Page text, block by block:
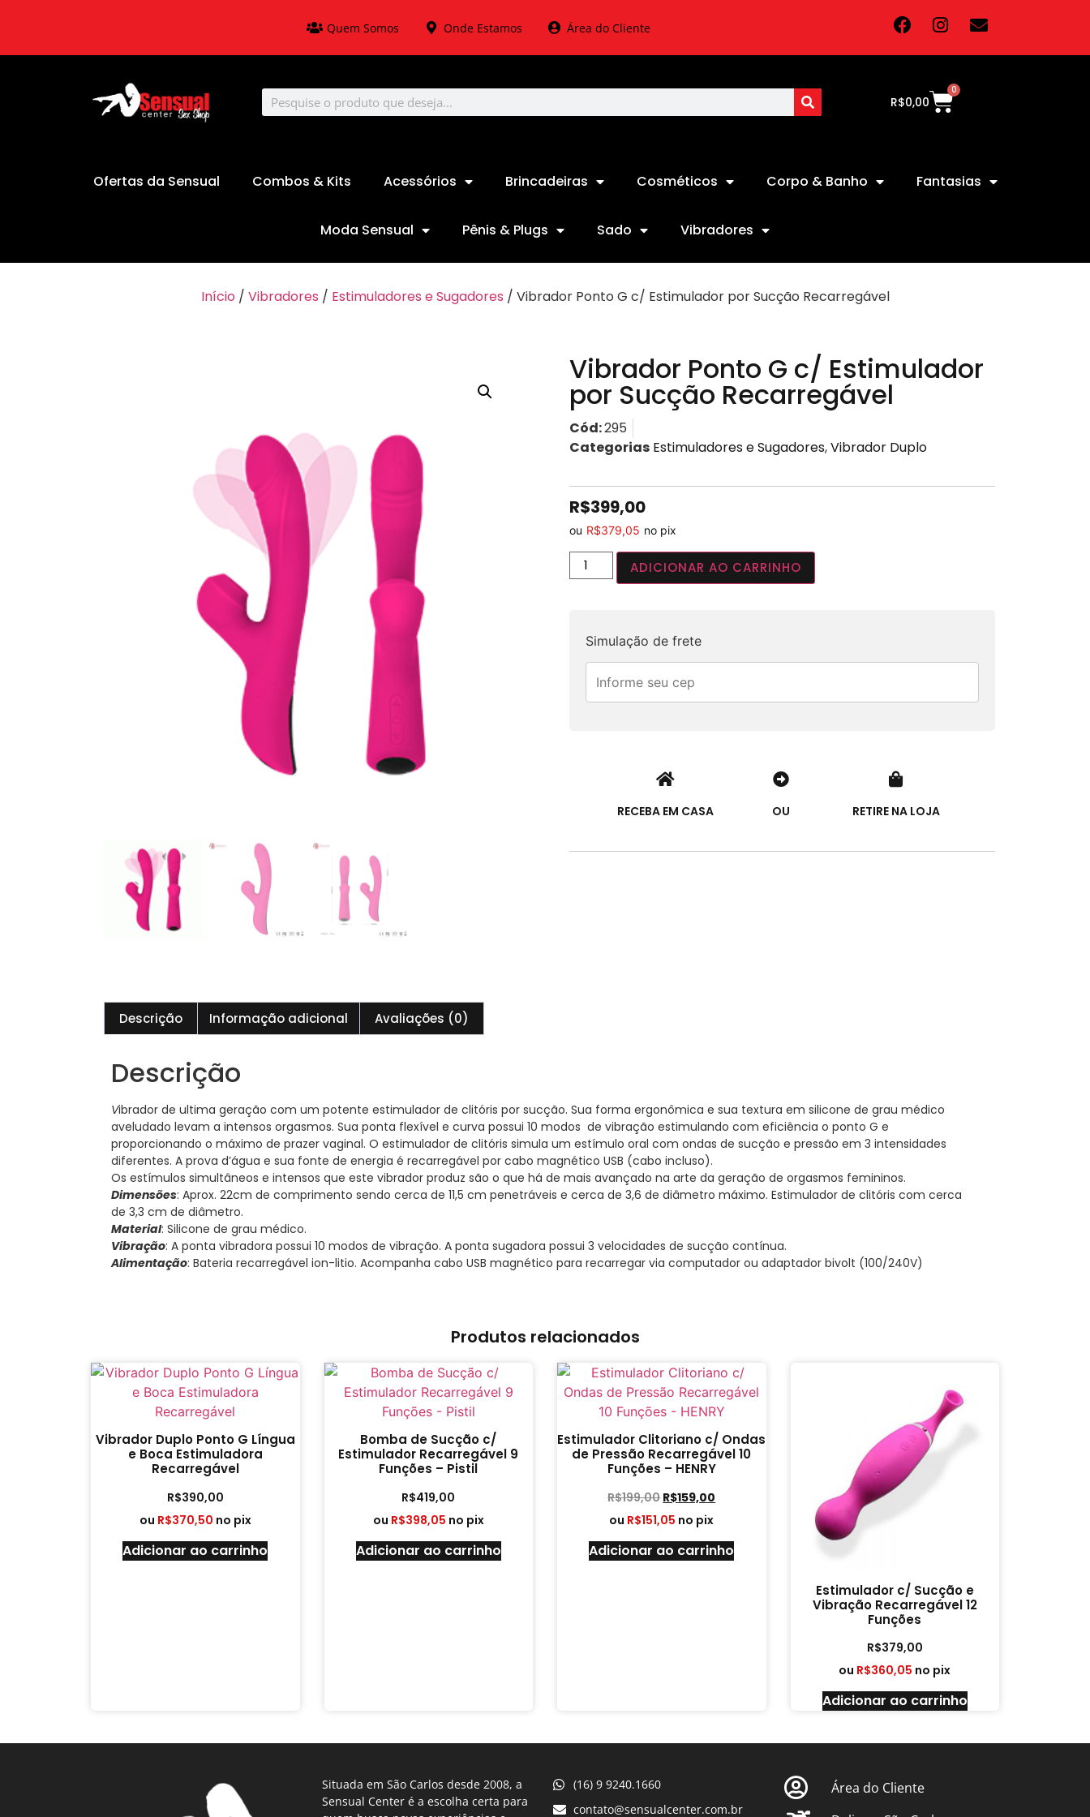
Quem Somos Onde Estamos Área do Cliente
R$0,00
0
Ofertas da Sensual Combos & Kits Acessórios Brincadeiras Cosméticos Corpo & Banho Fantasias
Moda Sensual Pênis & Plugs Sado Vibradores
Início / Vibradores / Estimuladores e Sugadores / Vibrador Ponto G c/ Estimulador por Sucção Recarregável
Vibrador Ponto G c/ Estimulador
por Sucção Recarregável
Cód:295
Categorias Estimuladores e Sugadores,Vibrador Duplo
R$399,00
ou R$379,05 no pix
ADICIONAR AO CARRINHO
Simulação de frete
RECEBA EM CASA OU RETIRE NA LOJA
Descrição Informação adicional Avaliações (0)
Descrição
Vibrador de ultima geração com um potente estimulador de clitóris por sucção. Sua forma ergonômica e sua textura em silicone de grau médico
aveludado levam a intensos orgasmos. Sua ponta flexível e curva possui 10 modos de vibração estimulando com eficiência o ponto G e
proporcionando o máximo de prazer vaginal. O estimulador de clitóris simula um estímulo oral com ondas de sucção e pressão em 3 intensidades
diferentes. A prova d’água e sua fonte de energia é recarregável por cabo magnético USB (cabo incluso).
Os estímulos simultâneos e intensos que este vibrador produz são o que há de mais avançado na arte da geração de orgasmos femininos.
Dimensões: Aprox. 22cm de comprimento sendo cerca de 11,5 cm penetráveis e cerca de 3,6 de diâmetro máximo. Estimulador de clitóris com cerca
de 3,3 cm de diâmetro.
Material: Silicone de grau médico.
Vibração: A ponta vibradora possui 10 modos de vibração. A ponta sugadora possui 3 velocidades de sucção contínua.
Alimentação: Bateria recarregável ion-litio. Acompanha cabo USB magnético para recarregar via computador ou adaptador bivolt (100/240V)
Produtos relacionados
Vibrador Duplo Ponto G Língua
e Boca Estimuladora
Recarregável
R$390,00
ou R$370,50 no pix
Adicionar ao carrinho
Bomba de Sucção c/
Estimulador Recarregável 9
Funções – Pistil
R$419,00
ou R$398,05 no pix
Adicionar ao carrinho
Estimulador Clitoriano c/ Ondas
de Pressão Recarregável 10
Funções – HENRY
R$199,00R$159,00
ou R$151,05 no pix
Adicionar ao carrinho
Estimulador c/ Sucção e
Vibração Recarregável 12
Funções
R$379,00
ou R$360,05 no pix
Adicionar ao carrinho
Situada em São Carlos desde 2008, a
Sensual Center é a escolha certa para
(16) 9 9240.1660
contato@sensualcenter.com.br
Área do Cliente